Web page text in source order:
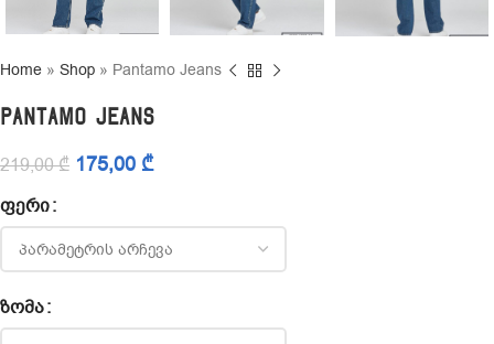
Home » Shop » Pantamo Jeans
Pantamo Jeans
219,00₾ 175,00 ₾
ᲤᲔᲠᲘ
ᲖᲝᲛᲐ